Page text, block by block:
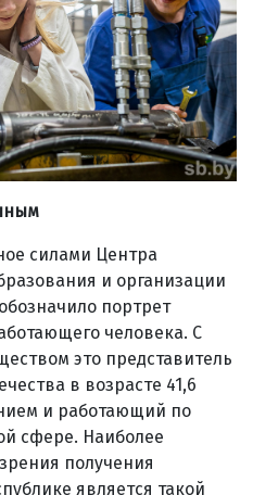
силами Центра
и организации
портрет
человека. С
это представитель
в возрасте 41,6
и работающий по
сфере. Наиболее
получения
является такой